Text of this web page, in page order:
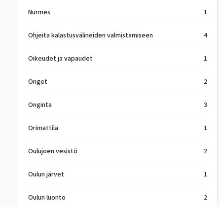
Nurmes 1
Ohjeita kalastusvälineiden valmistamiseen 4
Oikeudet ja vapaudet 1
Onget 2
Onginta 3
Orimattila 1
Oulujoen vesistö 2
Oulun järvet 1
Oulun luonto 2